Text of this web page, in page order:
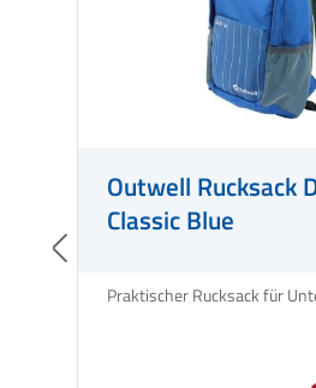
Outwell Rucksack
Classic Blue